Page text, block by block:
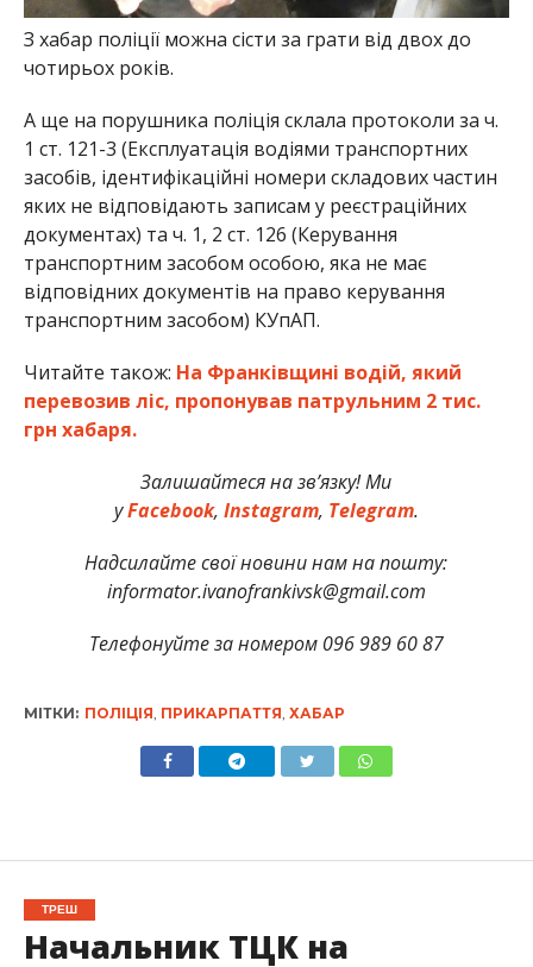
З хабар поліції можна сісти за грати від двох до
чотирьох років.
А ще на порушника поліція склала протоколи за ч.
1 ст. 121-3 (Експлуатація водіями транспортних
засобів, ідентифікаційні номери складових частин
яких не відповідають записам у реєстраційних
документах) та ч. 1, 2 ст. 126 (Керування
транспортним засобом особою, яка не має
відповідних документів на право керування
транспортним засобом) КУпАП.
Читайте також: На Франківщині водій, який
перевозив ліс, пропонував патрульним 2 тис.
грн хабаря.
Залишайтеся на зв’язку! Ми
уFacebook, Instagram, Telegram.
Надсилайте свої новини нам на пошту:
informator.ivanofrankivsk@gmail.com
Телефонуйте за номером 096 989 60 87
МІТКИ: ПОЛІЦІЯ ПРИКАРПАТТЯ ХАБАР
ТРЕШ
Начальник ТЦК на